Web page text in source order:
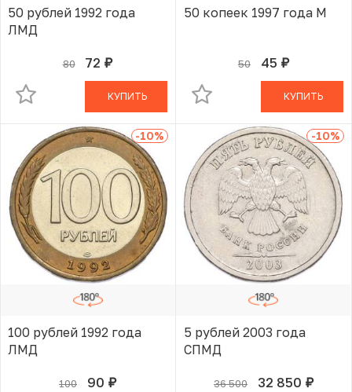
50 рублей 1992 года
ЛМД
80 72 руб.
В КОРЗИНЕ
КУПИТЬ
50 копеек 1997 года М
50 45 руб.
В КОРЗИНЕ
КУПИТЬ
-10%
100 рублей 1992 года
ЛМД
100 90 руб.
В КОРЗИНЕ
-10%
5 рублей 2003 года
СПМД
36 500 32 850 руб.
В КОРЗИНЕ